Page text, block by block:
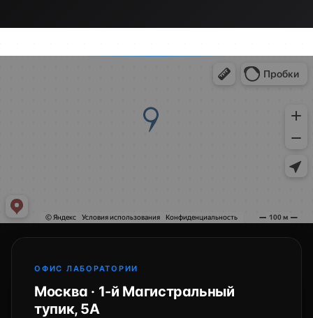
ОФИС ЛАБОРАТОРИИ
Москва · 1-й Магистральный
тупик, 5А